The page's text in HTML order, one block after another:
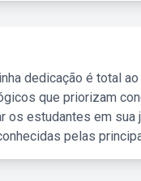
dedicação é total
que priorizam
os estudantes em sua
pelas